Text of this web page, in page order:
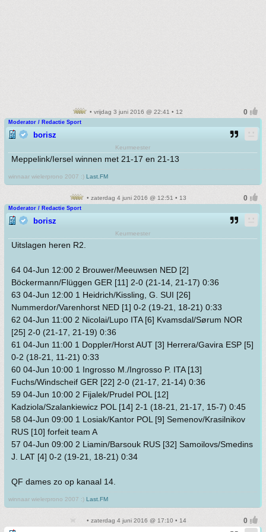
• vrijdag 3 juni 2016 @ 22:41 • 12
Moderator / Redactie Sport
borisz
Keurmeester
Meppelink/Iersel winnen met 21-17 en 21-13
winnaar wielerprono 2007 :) Last.FM
• zaterdag 4 juni 2016 @ 12:51 • 13
Moderator / Redactie Sport
borisz
Keurmeester
Uitslagen heren R2.
64 04-Jun 12:00 2 Brouwer/Meeuwsen NED [2]
Böckermann/Flüggen GER [11] 2-0 (21-14, 21-17) 0:36
63 04-Jun 12:00 1 Heidrich/Kissling, G. SUI [26]
Nummerdor/Varenhorst NED [1] 0-2 (19-21, 18-21) 0:33
62 04-Jun 11:00 2 Nicolai/Lupo ITA [6] Kvamsdal/Sørum NOR
[25] 2-0 (21-17, 21-19) 0:36
61 04-Jun 11:00 1 Doppler/Horst AUT [3] Herrera/Gavira ESP [5]
0-2 (18-21, 11-21) 0:33
60 04-Jun 10:00 1 Ingrosso M./Ingrosso P. ITA [13]
Fuchs/Windscheif GER [22] 2-0 (21-17, 21-14) 0:36
59 04-Jun 10:00 2 Fijalek/Prudel POL [12]
Kadziola/Szalankiewicz POL [14] 2-1 (18-21, 21-17, 15-7) 0:45
58 04-Jun 09:00 1 Losiak/Kantor POL [9] Semenov/Krasilnikov
RUS [10] forfeit team A
57 04-Jun 09:00 2 Liamin/Barsouk RUS [32] Samoilovs/Smedins
J. LAT [4] 0-2 (19-21, 18-21) 0:34
QF dames zo op kanaal 14.
winnaar wielerprono 2007 :) Last.FM
• zaterdag 4 juni 2016 @ 17:10 • 14